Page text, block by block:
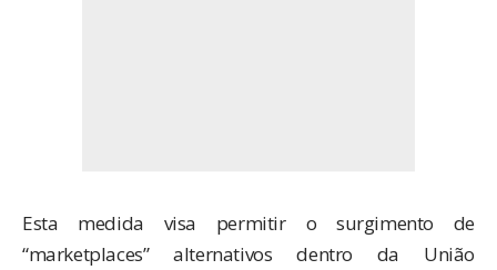
Esta medida visa permitir o surgimento de
“marketplaces” alternativos dentro da União